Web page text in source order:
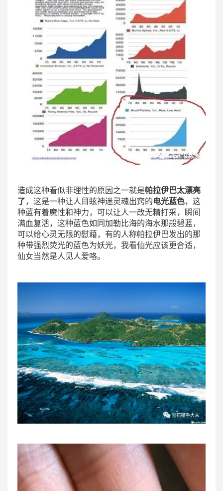
造成这种看似非理性的原因之一就是帕拉伊巴太漂亮
了，这是一种让人目眩神迷灵魂出窍的电光蓝色，这
种蓝有着魔性和神力，可以让人一改无精打采，瞬间
满血复活，这种蓝色如同加勒比海的海水那般碧蓝，
可以给心灵无限的慰藉，有的人称帕拉伊巴发出的那
种带强烈荧光的蓝色为妖光，我看仙光应该更合适，
仙女当然是人见人爱咯。